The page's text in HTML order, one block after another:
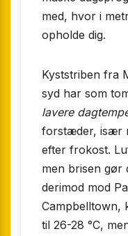
med, hvor i
opholde dig.
Kyststriben fra
syd har som
lavere
forstæder, især
efter frokost.
men brisen gør
derimod mod
Campbelltown,
til 26-28 °C,